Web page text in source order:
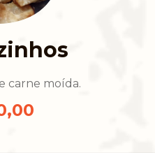
carne moída.